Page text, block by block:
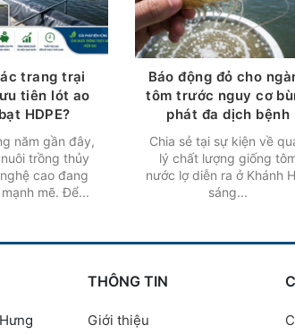
trang trại
tiên lót ao
HDPE?
năm gần đây,
trồng thủy
cao đang
mẽ. Để...
Báo động đỏ cho
tôm trước nguy cơ
phát đa dịch bệnh
Chia sẻ tại sự kiện về
lý chất lượng giống
nước lợ diễn ra ở Khánh
sáng...
THÔNG TIN
Giới thiệu